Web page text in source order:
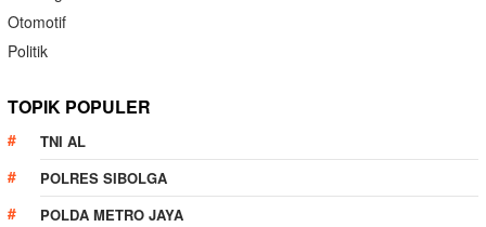
Otomotif
Politik
TOPIK POPULER
TNI AL
POLRES SIBOLGA
POLDA METRO JAYA